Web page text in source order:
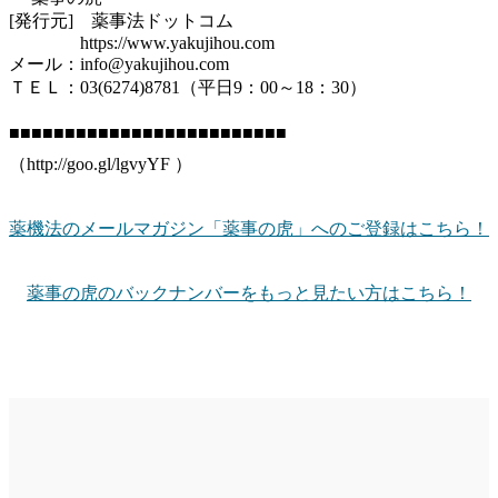
[発行元] 薬事法ドットコム
https://www.yakujihou.com
メール：info@yakujihou.com
ＴＥＬ：03(6274)8781（平日9：00～18：30）
■■■■■■■■■■■■■■■■■■■■■■■■■
（http://goo.gl/lgvyYF ）
薬機法のメールマガジン「薬事の虎」へのご登録はこちら！
薬事の虎のバックナンバーをもっと見たい方はこちら！